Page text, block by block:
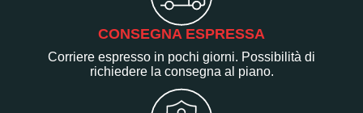
CONSEGNA ESPRESSA
Corriere espresso in pochi giorni. Possibilità di
richiedere la consegna al piano.